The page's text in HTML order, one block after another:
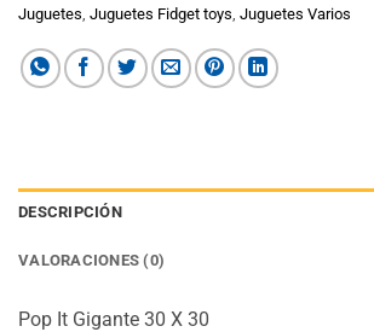
Juguetes Juguetes Fidget toys Juguetes Varios
DESCRIPCIÓN
VALORACIONES (0)
Pop It Gigante 30 X 30